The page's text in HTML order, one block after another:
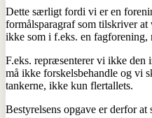
Dette særligt fordi vi er en
formålsparagraf som tilskriver at
ikke som i f.eks. en fagforening,
F.eks. repræsenterer vi ikke den
må ikke forskelsbehandle og vi
tankerne, ikke kun flertallets.
Bestyrelsens opgave er derfor